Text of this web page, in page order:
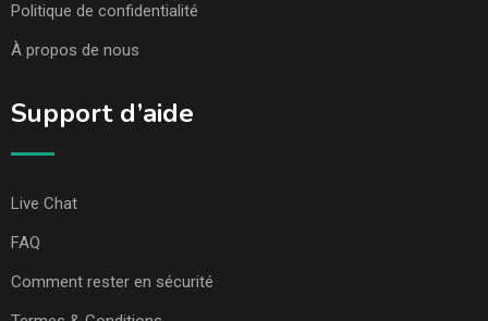
Politique de confidentialité
À propos de nous
Support d’aide
Live Chat
FAQ
Comment rester en sécurité